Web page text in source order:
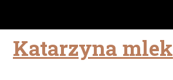
SkipKatarzyna mlek